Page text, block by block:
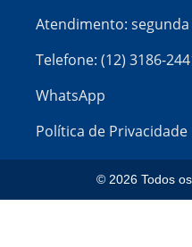
Atendimento: segunda
Telefone: (12) 3186-
WhatsApp
Política de Privacidade
© 2026 Todos